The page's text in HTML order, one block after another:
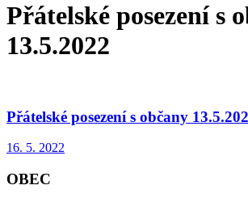
Přátelské posezení s
13.5.2022
Přátelské posezení s občany
16. 5. 2022
OBEC